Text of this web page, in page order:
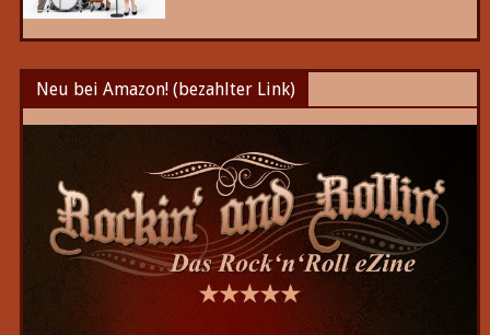
Neu bei Amazon! (bezahlter Link)